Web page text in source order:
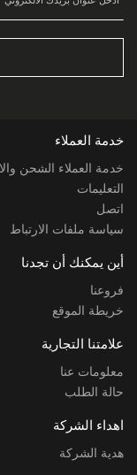
خدمة العملاء
خدمة العملاء الشحن
التعليمات
اتصل
سياسة ملفات الارتباط
أين يمكنك أن تجدنا
فروعنا
خريطة الموقع
علامتنا التجارية
معلومات عنا
حالة الطلب
اهداء الشركة
هدية الشركة